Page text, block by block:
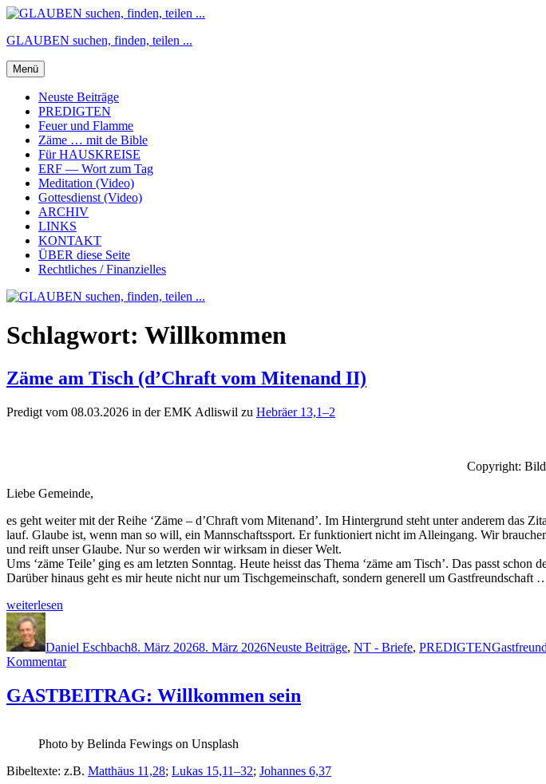
Zum
springen
GLAUBEN suchen, finden, teilen ...
Menü
Neuste Beiträge
PREDIGTEN
Feuer und Flamme
Zäme … mit de Bible
Für HAUSKREISE
ERF — Wort zum Tag
Meditation (Video)
Gottesdienst (Video)
ARCHIV
LINKS
KONTAKT
ÜBER diese Seite
Rechtliches / Finanzielles
Schlagwort: Willkommen
Zäme am Tisch (d’Chraft vom Mitenand II)
Predigt vom 08.03.2026 in der EMK Adliswil zu Hebräer 13,1–2
Copy­right:
Liebe Gemeinde,
es geht weit­er mit der Rei­he ‘Zäme – d’Chraft vom Mite­nand’. Im Hin­ter­grund ste­ht unter anderem das
lauf. Glaube ist, wenn man so will, ein Mannschaftss­port. Er funk­tion­iert nicht im Allein­gang. Wir
und reift unser Glaube. Nur so wer­den wir wirk­sam in dieser Welt.
Ums ‘zäme Teile’ ging es am let­zten Son­ntag. Heute heisst das The­ma ‘zäme am Tisch’. Das passt
Darüber hin­aus geht es mir heute nicht nur um Tis­chge­mein­schaft, son­dern generell um Gast­fre­und­schaft
„Zäme
am
Tisch
(d’Chraft
vom
nand
II)“
weit­er­lesen
Autor
Daniel Eschbach8. März 20268. März 2026Neuste Beiträge, NT - Briefe, PREDIGTEN
Kommentarzu
am
Tisch
Mitenand
GASTBEITRAG: Willkommen sein
Pho­to by Belin­da Few­ings on Unsplash
Bibel­texte: z.B. Matthäus 11,28; Lukas 15,11–32; Johannes 6,37